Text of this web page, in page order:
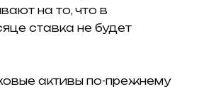
на то, что в
ставка не будет
активы по-прежнему